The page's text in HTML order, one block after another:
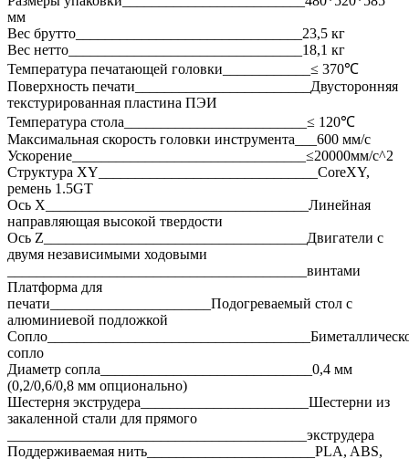
мм
Вес брутто_______________________________23,5 кг
Вес нетто________________________________18,1 кг
Температура печатающей головки____________≤ 370℃
Поверхность печати________________________Двусторонняя
текстурированная пластина ПЭИ
Температура стола_________________________≤ 120℃
Максимальная скорость головки инструмента___600 мм/с
Ускорение________________________________≤20000мм/с^2
Структура XY______________________________CoreXY,
ремень 1.5GT
Ось X____________________________________Линейная
направляющая высокой твердости
Ось Z____________________________________Двигатели с
двумя независимыми ходовыми
_________________________________________винтами
Платформа для
печати______________________Подогреваемый стол с
алюминиевой подложкой
сопло
Диаметр сопла_____________________________0,4 мм
(0,2/0,6/0,8 мм опционально)
Шестерня экструдера_______________________Шестерни из
закаленной стали для прямого
_________________________________________экструдера
Поддерживаемая нить_______________________PLA, ABS,